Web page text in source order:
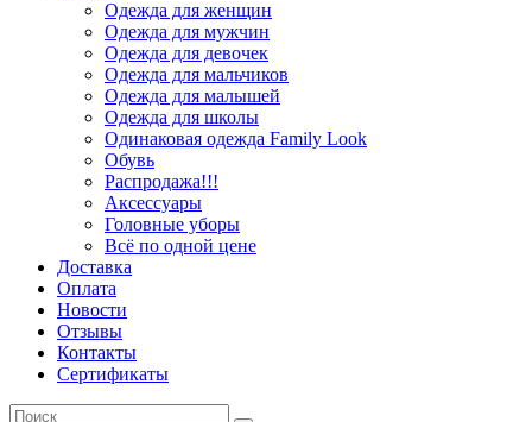
Одежда для женщин
Одежда для мужчин
Одежда для девочек
Одежда для мальчиков
Одежда для малышей
Одежда для школы
Одинаковая одежда Family Look
Обувь
Распродажа!!!
Аксессуары
Головные уборы
Всё по одной цене
Доставка
Оплата
Новости
Отзывы
Контакты
Сертификаты